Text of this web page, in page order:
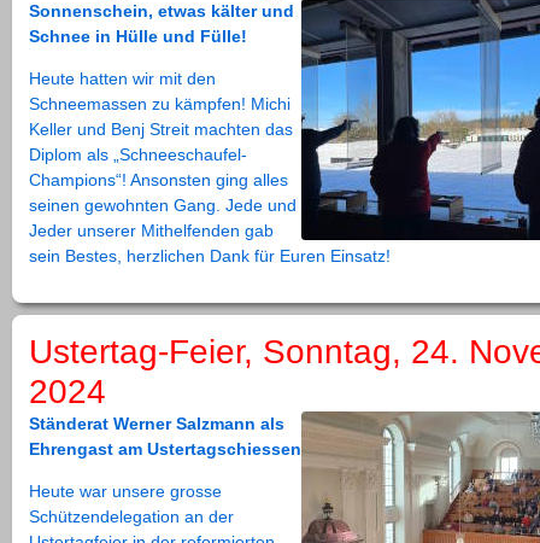
Sonnenschein, etwas kälter und
Schnee in Hülle und Fülle!
Heute hatten wir mit den
Schneemassen zu kämpfen! Michi
Keller und Benj Streit machten das
Diplom als „Schneeschaufel-
Champions“! Ansonsten ging alles
seinen gewohnten Gang. Jede und
Jeder unserer Mithelfenden gab
sein Bestes, herzlichen Dank für Euren Einsatz!
Ustertag-Feier, Sonntag, 24.
2024
Ständerat Werner Salzmann als
Ehrengast am Ustertagschiessen
Heute war unsere grosse
Schützendelegation an der